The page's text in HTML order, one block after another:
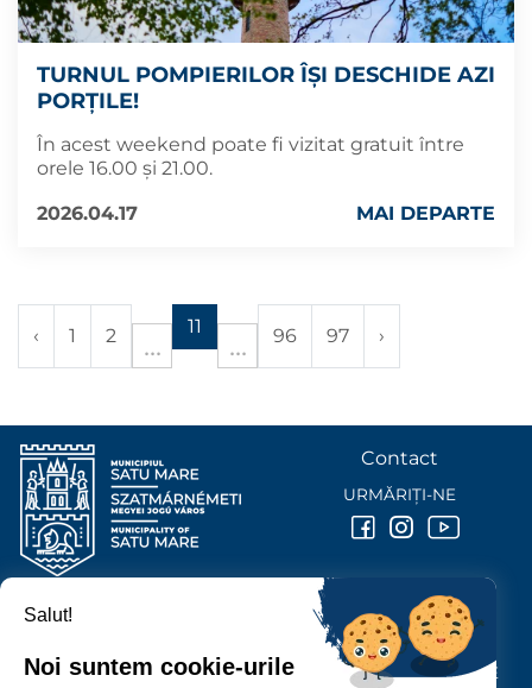
TURNUL POMPIERILOR ÎȘI DESCHIDE AZI
PORȚILE!
În acest weekend poate fi vizitat gratuit între
orele 16.00 și 21.00.
2026.04.17
MAI DEPARTE
‹ 1 2 11 96 97 ›
PRIMĂRIA MUNICIPIULUI
P-ȚA 25 OCTOMBRIE, NR. 1 CORP M, 440026 SATU MARE
Contact
URMĂRIȚI-NE
Salut!
Noi suntem cookie-urile